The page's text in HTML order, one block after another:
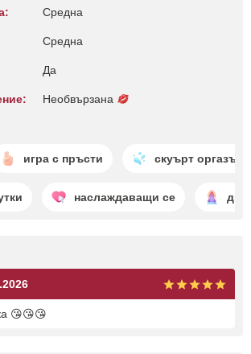
Среднa
Среднa
Да
Необвързана
игра с пръсти скуърт оргазъм
наслаждаващи се
😘😘😘